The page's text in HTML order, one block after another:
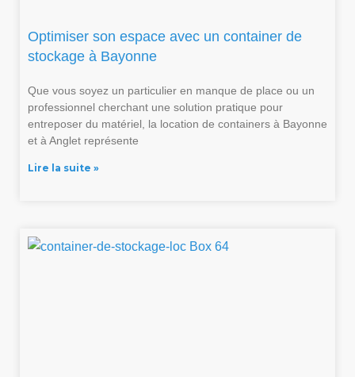
Optimiser son espace avec un container de
stockage à Bayonne
Que vous soyez un particulier en manque de place ou un
professionnel cherchant une solution pratique pour
entreposer du matériel, la location de containers à Bayonne
et à Anglet représente
Lire la suite »